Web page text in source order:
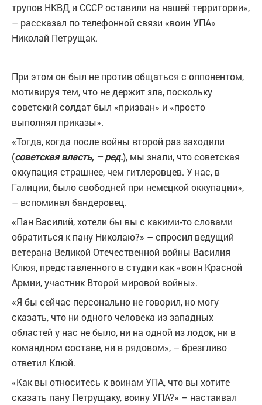
трупов НКВД и СССР оставили на нашей территории»,
– рассказал по телефонной связи «воин УПА»
Николай Петрущак.
При этом он был не против общаться с оппонентом,
мотивируя тем, что не держит зла, поскольку
советский солдат был «призван» и «просто
выполнял приказы».
«Тогда, когда после войны второй раз заходили
(советская власть, – ред.), мы знали, что советская
оккупация страшнее, чем гитлеровцев. У нас, в
Галиции, было свободней при немецкой оккупации»,
– вспоминал бандеровец.
«Пан Василий, хотели бы вы с какими-то словами
обратиться к пану Николаю?» – спросил ведущий
ветерана Великой Отечественной войны Василия
Клюя, представленного в студии как «воин Красной
Армии, участник Второй мировой войны».
«Я бы сейчас персонально не говорил, но могу
сказать, что ни одного человека из западных
областей у нас не было, ни на одной из лодок, ни в
командном составе, ни в рядовом», – брезгливо
ответил Клюй.
«Как вы относитесь к воинам УПА, что вы хотите
сказать пану Петрущаку, воину УПА?» – настаивал